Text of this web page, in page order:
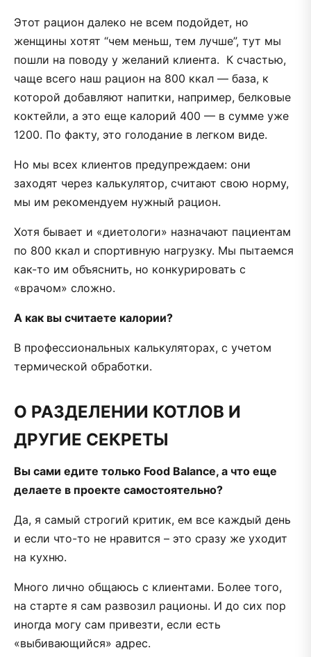
Этот рацион далеко не всем подойдет, но
женщины хотят “чем меньш, тем лучше”, тут мы
пошли на поводу у желаний клиента. К счастью,
чаще всего наш рацион на 800 ккал — база, к
которой добавляют напитки, например, белковые
коктейли, а это еще калорий 400 — в сумме уже
1200. По факту, это голодание в легком виде.
Но мы всех клиентов предупреждаем: они
заходят через калькулятор, считают свою норму,
мы им рекомендуем нужный рацион.
Хотя бывает и «диетологи» назначают пациентам
по 800 ккал и спортивную нагрузку. Мы пытаемся
как-то им объяснить, но конкурировать с
«врачом» сложно.
А как вы считаете калории?
В профессиональных калькуляторах, с учетом
термической обработки.
О РАЗДЕЛЕНИИ КОТЛОВ И
ДРУГИЕ СЕКРЕТЫ
Вы сами едите только Food Balance, а что еще
делаете в проекте самостоятельно?
Да, я самый строгий критик, ем все каждый день
и если что-то не нравится – это сразу же уходит
на кухню.
Много лично общаюсь с клиентами. Более того,
на старте я сам развозил рационы. И до сих пор
иногда могу сам привезти, если есть
«выбивающийся» адрес.